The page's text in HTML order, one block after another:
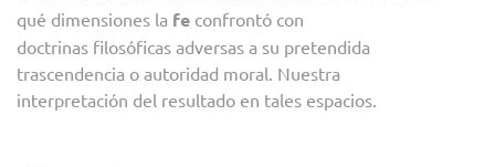
qué dimensiones la fe confrontó con
doctrinas filosóficas adversas a su pretendida
trascendencia o autoridad moral. Nuestra
interpretación del resultado en tales espacios.